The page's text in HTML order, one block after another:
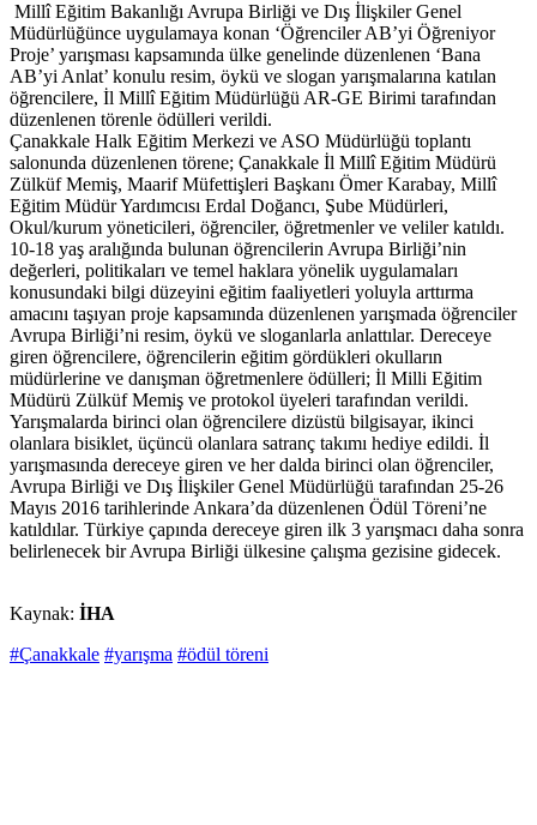
Millî Eğitim Bakanlığı Avrupa Birliği ve Dış İlişkiler Genel
Müdürlüğünce uygulamaya konan ‘Öğrenciler AB’yi Öğreniyor
Proje’ yarışması kapsamında ülke genelinde düzenlenen ‘Bana
AB’yi Anlat’ konulu resim, öykü ve slogan yarışmalarına katılan
öğrencilere, İl Millî Eğitim Müdürlüğü AR-GE Birimi tarafından
düzenlenen törenle ödülleri verildi.
Çanakkale Halk Eğitim Merkezi ve ASO Müdürlüğü toplantı
salonunda düzenlenen törene; Çanakkale İl Millî Eğitim Müdürü
Zülküf Memiş, Maarif Müfettişleri Başkanı Ömer Karabay, Millî
Eğitim Müdür Yardımcısı Erdal Doğancı, Şube Müdürleri,
Okul/kurum yöneticileri, öğrenciler, öğretmenler ve veliler katıldı.
10-18 yaş aralığında bulunan öğrencilerin Avrupa Birliği’nin
değerleri, politikaları ve temel haklara yönelik uygulamaları
konusundaki bilgi düzeyini eğitim faaliyetleri yoluyla arttırma
amacını taşıyan proje kapsamında düzenlenen yarışmada öğrenciler
Avrupa Birliği’ni resim, öykü ve sloganlarla anlattılar. Dereceye
giren öğrencilere, öğrencilerin eğitim gördükleri okulların
müdürlerine ve danışman öğretmenlere ödülleri; İl Milli Eğitim
Müdürü Zülküf Memiş ve protokol üyeleri tarafından verildi.
Yarışmalarda birinci olan öğrencilere dizüstü bilgisayar, ikinci
olanlara bisiklet, üçüncü olanlara satranç takımı hediye edildi. İl
yarışmasında dereceye giren ve her dalda birinci olan öğrenciler,
Avrupa Birliği ve Dış İlişkiler Genel Müdürlüğü tarafından 25-26
Mayıs 2016 tarihlerinde Ankara’da düzenlenen Ödül Töreni’ne
katıldılar. Türkiye çapında dereceye giren ilk 3 yarışmacı daha sonra
belirlenecek bir Avrupa Birliği ülkesine çalışma gezisine gidecek.
Kaynak: İHA
#Çanakkale #yarışma #ödül töreni